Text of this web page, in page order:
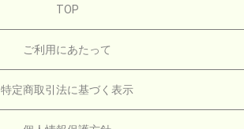
TOP
ご利用にあたって
特定商取引法に基づく表示